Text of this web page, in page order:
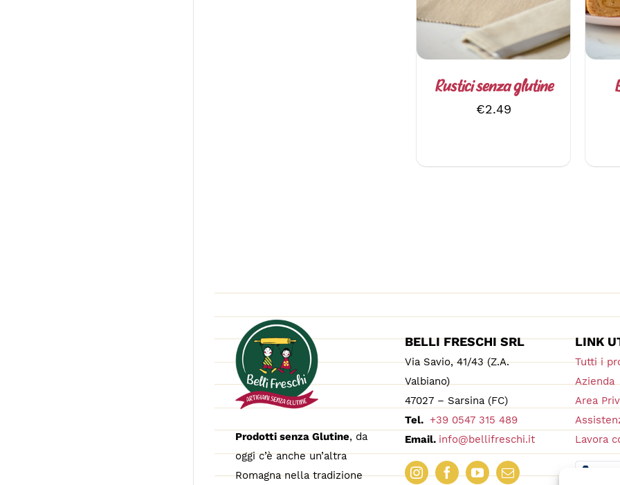
Rustici senza glutine
€2.49
Prodotti senza Glutine, da
oggi c’è anche un’altra
Romagna nella tradizione
BELLI FRESCHI SRL
Via Savio, 41/43 (Z.A.
Valbiano)
47027 – Sarsina (FC)
Tel. +39 0547 315 489
Email. info@bellifreschi.it
LINK
Tutti i
Azienda
Area
Lavora